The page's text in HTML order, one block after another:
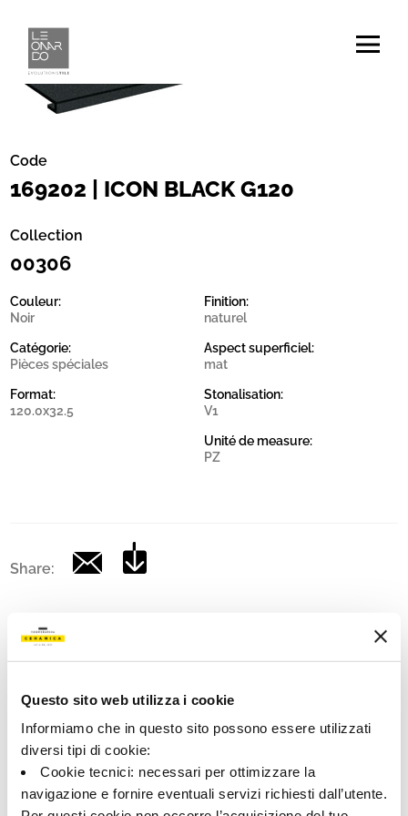
Questo sito web utilizza i cookie
Informiamo che in questo sito possono essere utilizzati
diversi tipi di cookie:
Cookie tecnici: necessari per ottimizzare la
navigazione e fornire eventuali servizi richiesti dall’utente.
Code
169202 | ICON BLACK G120
Collection
00306
Couleur:
Noir
Catégorie:
Pièces spéciales
Format:
120.0x32.5
Finition:
naturel
Aspect superficiel:
mat
Stonalisation:
V1
Unité de measure:
PZ
Share:
A brand of Cooperativa Ceramica d’Imola
Via Vittorio Veneto, 13 - 40026 Imola (BO)